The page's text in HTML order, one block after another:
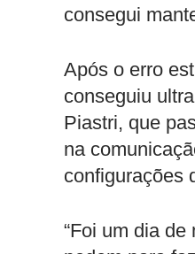
consegui
Após o erro
conseguiu
Piastri, que
na
configurações
“Foi um dia